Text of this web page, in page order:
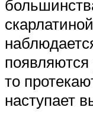
то
наступает